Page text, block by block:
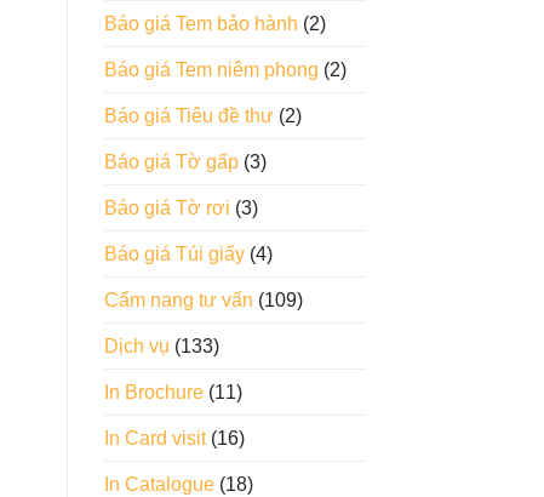
Báo giá Tem bảo hành (2)
Báo giá Tem niêm phong (2)
Báo giá Tiêu đề thư(2)
Báo giá Tờ gấp(3)
Báo giá Tờ rơi (3)
Báo giá Túi giấy(4)
Cẩm nang tư vấn (109)
Dịch vụ (133)
In Brochure(11)
In Card visit(16)
In Catalogue(18)